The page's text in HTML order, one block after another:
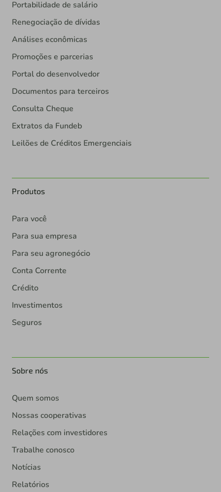
Portabilidade de salário
Renegociação de dívidas
Análises econômicas
Promoções e parcerias
Portal do desenvolvedor
Documentos para terceiros
Consulta Cheque
Extratos da Fundeb
Leilões de Créditos Emergenciais
Produtos
Para você
Para sua empresa
Para seu agronegócio
Conta Corrente
Crédito
Investimentos
Seguros
Sobre nós
Quem somos
Nossas cooperativas
Relações com investidores
Trabalhe conosco
Notícias
Relatórios